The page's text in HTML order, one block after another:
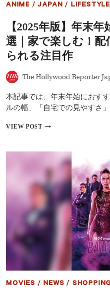
描
の
督
ザ
ッ
ク・
ナ
ダ
ー
決
の
説
ア
ン
チ
ヒ
ANIME /JAPAN / LIFESTYLE
【2025年版】年末
選｜家で楽しむ！
られる注目作
The Hollywood Reporter
本記事では、年末年始におす
ルの幅」「自宅での見やすさ
VIEW POST【2025
年
年
に
お
す
す
家
MOVIES / NEWS /